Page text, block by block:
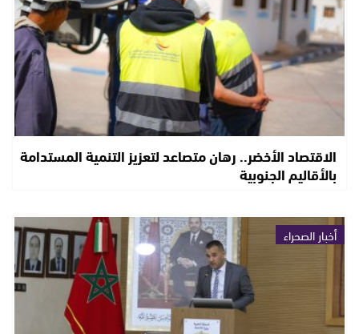
الاقتصاد الأخضر.. رهان متصاعد لتعزيز التنمية المستدامة
بالأقاليم الجنوبية
أخبار الصحراء